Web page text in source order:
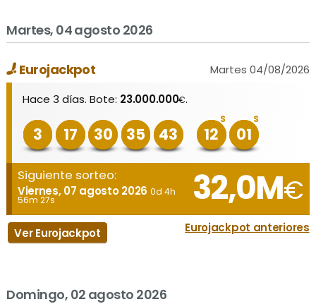
Martes, 04 agosto 2026
Eurojackpot
Martes 04/08/2026
Hace 3 días. Bote: 23.000.000€.
3 17 30 35 43
S
12
S
01
Siguiente sorteo:
Viernes, 07 agosto 2026 0d 4h
56m 27s 32,0M€
Ver Eurojackpot Eurojackpot anteriores
Domingo, 02 agosto 2026